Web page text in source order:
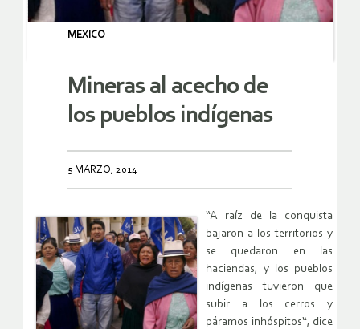
MEXICO
Mineras al acecho de
los pueblos indígenas
5 MARZO, 2014
“A raíz de la conquista
bajaron a los territorios y
se quedaron en las
haciendas, y los pueblos
indígenas tuvieron que
subir a los cerros y
páramos inhóspitos“, dice